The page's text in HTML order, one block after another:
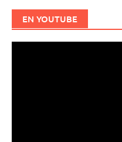
EN YOUTUBE